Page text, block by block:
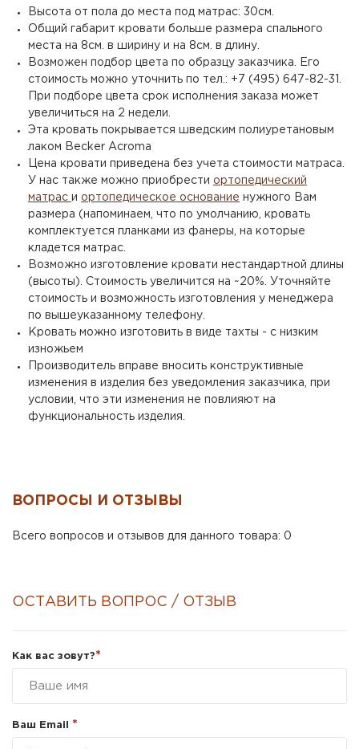
Высота от пола до места под матрас: 30см.
Общий габарит кровати больше размера спального
места на 8см. в ширину и на 8см. в длину.
Возможен подбор цвета по образцу заказчика. Его
стоимость можно уточнить по тел.: +7 (495) 647-82-31.
При подборе цвета срок исполнения заказа может
увеличиться на 2 недели.
Эта кровать покрывается шведским полиуретановым
лаком Becker Acroma
Цена кровати приведена без учета стоимости матраса.
У нас также можно приобрести ортопедический
матрас и ортопедическое основание нужного Вам
размера (напоминаем, что по умолчанию, кровать
комплектуется планками из фанеры, на которые
кладется матрас.
Возможно изготовление кровати нестандартной длины
(высоты). Стоимость увеличится на ~20%. Уточняйте
стоимость и возможность изготовления у менеджера
по вышеуказанному телефону.
Кровать можно изготовить в виде тахты - с низким
изножьем
Производитель вправе вносить конструктивные
изменения в изделия без уведомления заказчика, при
условии, что эти изменения не повлияют на
функциональность изделия.
ВОПРОСЫ И ОТЗЫВЫ
Всего вопросов и отзывов для данного товара: 0
ОСТАВИТЬ ВОПРОС / ОТЗЫВ
Как вас зовут?*
Ваш Email *